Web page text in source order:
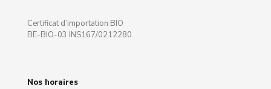
Certificat d’importation BIO
BE-BIO-03 INS167/0212280
Nos horaires